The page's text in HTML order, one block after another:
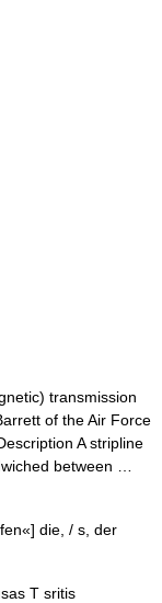
transmission
of the Air Force
A stripline
between …
die, / s, der
T sritis